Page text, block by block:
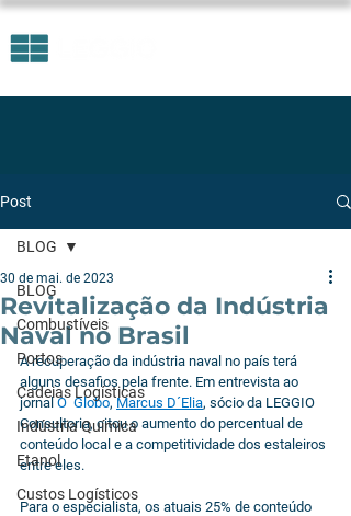
Post
BLOG
Combustíveis
Portos
Cadeias Logísticas
Indústria Química
Etanol
Custos Logísticos
BLOG
Revitalização da Indústria
Naval no Brasil
30 de mai. de 2023
A recuperação da indústria naval no país terá
alguns desafios pela frente. Em entrevista ao
jornal O  Globo, Marcus D´Elia, sócio da LEGGIO
Consultoria, citou o aumento do percentual de
conteúdo local e a competitividade dos estaleiros
entre eles.
Para o especialista, os atuais 25% de conteúdo